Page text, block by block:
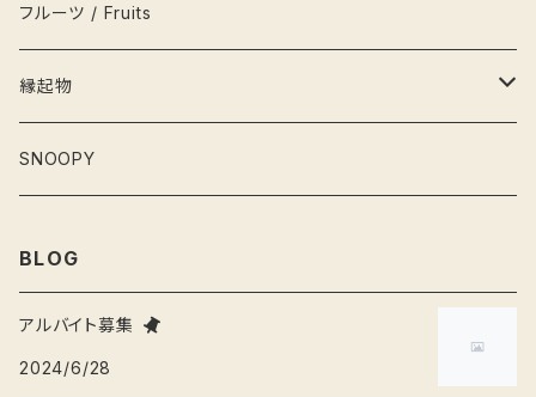
栓抜き
水筒
灰皿
爪楊枝入れ
カード
輪投げ
こけし
フィギュア
ペンギン
犬
猫
ブタ
フルーツ / Fruits
縁起物
お雛さま
端午の節句
SNOOPY
BLOG
アルバイト募集
2024/6/28